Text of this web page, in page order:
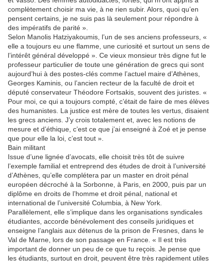
complètement choisir ma vie, à ne rien subir. Alors, quoi qu’en
pensent certains, je ne suis pas là seulement pour répondre à
des impératifs de parité ».
Selon Manolis Hatziyakoumis, l’un de ses anciens professeurs, «
elle a toujours eu une flamme, une curiosité et surtout un sens de
l’intérêt général développé ». Ce vieux monsieur très digne fut le
professeur particulier de toute une génération de grecs qui sont
aujourd’hui à des postes-clés comme l’actuel maire d’Athènes,
Georges Kaminis, ou l’ancien recteur de la faculté de droit et
député conservateur Théodore Fortsakis, souvent des juristes. «
Pour moi, ce qui a toujours compté, c’était de faire de mes élèves
des humanistes. La justice est mère de toutes les vertus, disaient
les grecs anciens. J’y crois totalement et, avec les notions de
mesure et d’éthique, c’est ce que j’ai enseigné à Zoé et je pense
que pour elle la loi, c’est tout ».
Bain militant
Issue d’une lignée d’avocats, elle choisit très tôt de suivre
l’exemple familial et entreprend des études de droit à l’université
d’Athènes, qu’elle complétera par un master en droit pénal
européen décroché à la Sorbonne, à Paris, en 2000, puis par un
diplôme en droits de l’homme et droit pénal, national et
international de l’université Columbia, à New York.
Parallèlement, elle s’implique dans les organisations syndicales
étudiantes, accorde bénévolement des conseils juridiques et
enseigne l’anglais aux détenus de la prison de Fresnes, dans le
Val de Marne, lors de son passage en France. « Il est très
important de donner un peu de ce que tu reçois. Je pense que
les étudiants, surtout en droit, peuvent être très rapidement utiles